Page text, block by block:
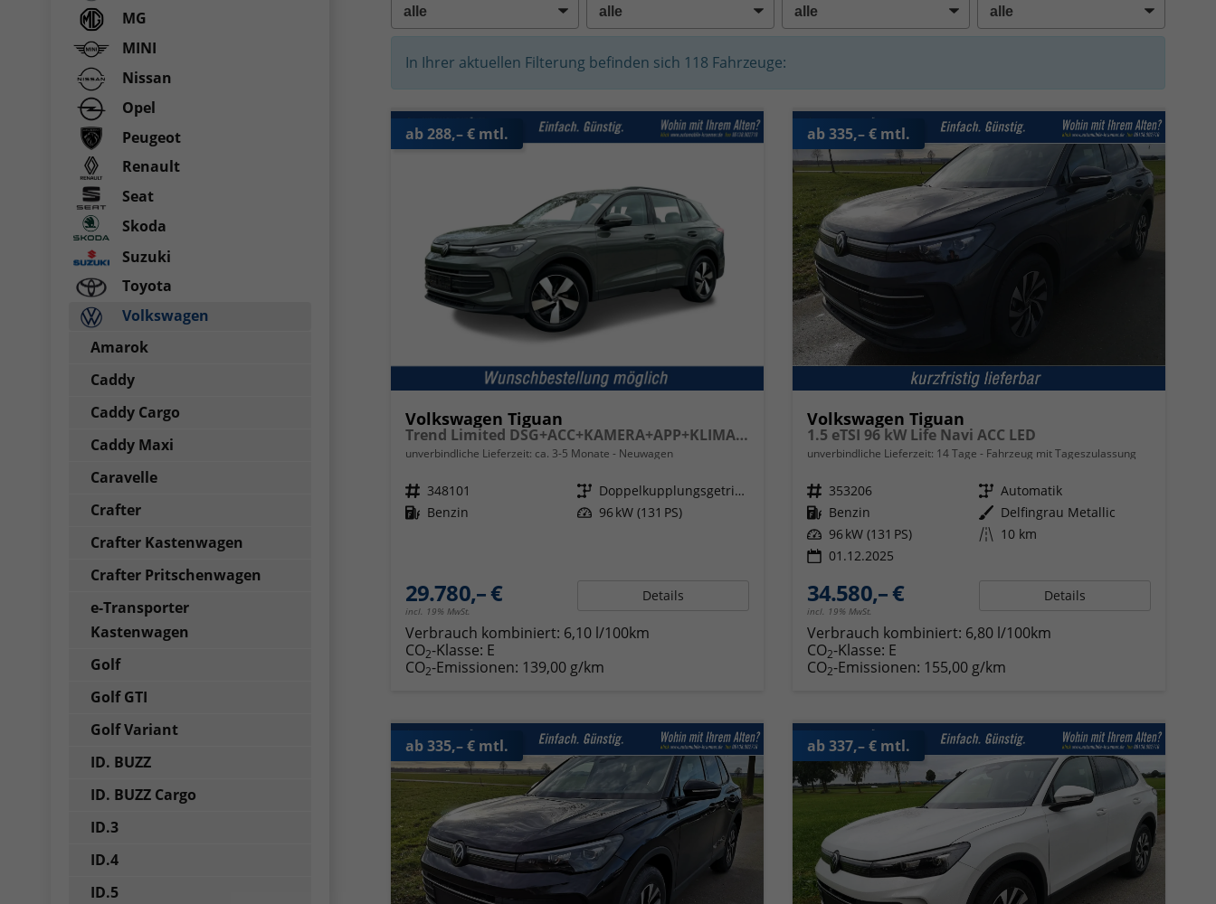
In Ihrer aktuellen Filterung befinden sich 118 Fahrzeuge:
ab 288,– € mtl.
Volkswagen Tiguan
Trend Limited DSG+ACC+KAMERA+APP+KLIMA+LED+17" LM
unverbindliche Lieferzeit: ca. 3-5 Monate Neuwagen
Fahrzeugnr. 348101 Getriebe
Doppelkupplungsgetriebe (DSG)
Kraftstoff Benzin Leistung 96 kW (131 PS)
29.780,– €
incl. 19% MwSt.
Details
Verbrauch kombiniert: 6,10 l/100km
CO2-Klasse: E
CO2-Emissionen: 139,00 g/km
ab 335,– € mtl.
Volkswagen Tiguan
1.5 eTSI 96 kW Life Navi ACC LED
unverbindliche Lieferzeit: 14 Tage Fahrzeug mit Tageszulassung
Fahrzeugnr. 353206 Getriebe Automatik
Kraftstoff Benzin Außenfarbe Delfingrau Metallic
Leistung 96 kW (131 PS) Kilometerstand 10 km
01.12.2025
34.580,– €
incl. 19% MwSt.
Details
Verbrauch kombiniert: 6,80 l/100km
CO2-Klasse: E
CO2-Emissionen: 155,00 g/km
ab 335,– € mtl. ab 337,– € mtl.
MG
MINI
Nissan
Opel
Peugeot
Renault
Seat
Skoda
Suzuki
Toyota
Volkswagen
Amarok
Caddy
Caddy Cargo
Caddy Maxi
Caravelle
Crafter
Crafter Kastenwagen
Crafter Pritschenwagen
e-Transporter
Kastenwagen
Golf
Golf GTI
Golf Variant
ID. BUZZ
ID. BUZZ Cargo
ID.3
ID.4
ID.5